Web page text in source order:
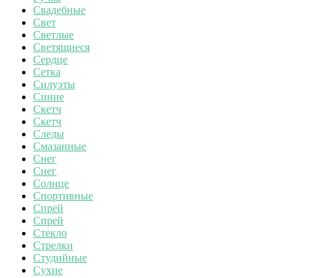
Свадебные
Свет
Светлые
Светящиеся
Сердце
Сетка
Силуэты
Синие
Скетч
Скетч
Следы
Смазанные
Снег
Снег
Солнце
Спортивные
Спрей
Спрей
Стекло
Стрелки
Студийные
Сухие